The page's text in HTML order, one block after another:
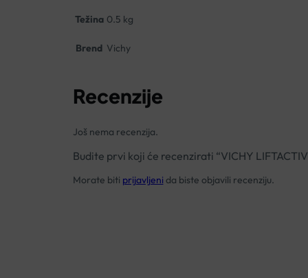
Težina 0.5 kg
Brend Vichy
Recenzije
Još nema recenzija.
Budite prvi koji će recenzirati “VICHY
Morate biti prijavljeni da biste objavili recenziju.